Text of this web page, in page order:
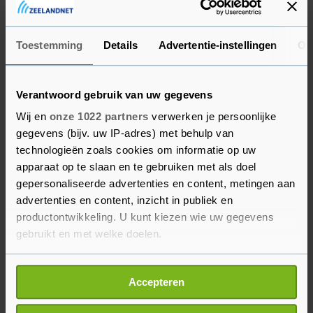
Toestemming Details Advertentie-instellingen
Verantwoord gebruik van uw gegevens
Wij en onze 1022 partners verwerken je persoonlijke
gegevens (bijv. uw IP-adres) met behulp van
technologieën zoals cookies om informatie op uw
apparaat op te slaan en te gebruiken met als doel
gepersonaliseerde advertenties en content, metingen aan
advertenties en content, inzicht in publiek en
productontwikkeling. U kunt kiezen wie uw gegevens
gebruikt en met welke doelen.
Als u het toestaat, willen we ook graag:
Informatie verzamelen over uw geografische
locatie, die tot een paar meter nauwkeurig kan zijn
Accepteren
waarin Mazepin in het seizoen 2021 reed, aan de
coureur te geven. Dat zou een clausule zijn in het
oorspronkelijke sponsorcontract. Haas wil dat
gederfde inkomsten overmaakt.
Het Russische bedrijf zou met stomheid zijn
geslagen door de weigering van Haas, meldde
een ingewijde aan Motorsport.com. "Iedereen
begrijpt dat de wereld zich in een moeilijke
situatie bevindt, maar het is echt een schokkende
behandeling van een titelsponsor die vorig
seizoen bijsprong toen het team de middelen
hard nodig had. Ze lijken het prima te vinden om
Russisch geld uit te geven - en vragen zelfs om
meer - maar willen geen Russen in de buurt